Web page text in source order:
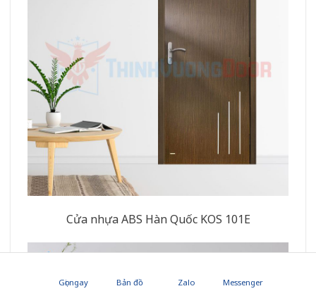
Cửa nhựa ABS Hàn Quốc KOS 101E
Gọi ngay Bản đồ Zalo Messenger